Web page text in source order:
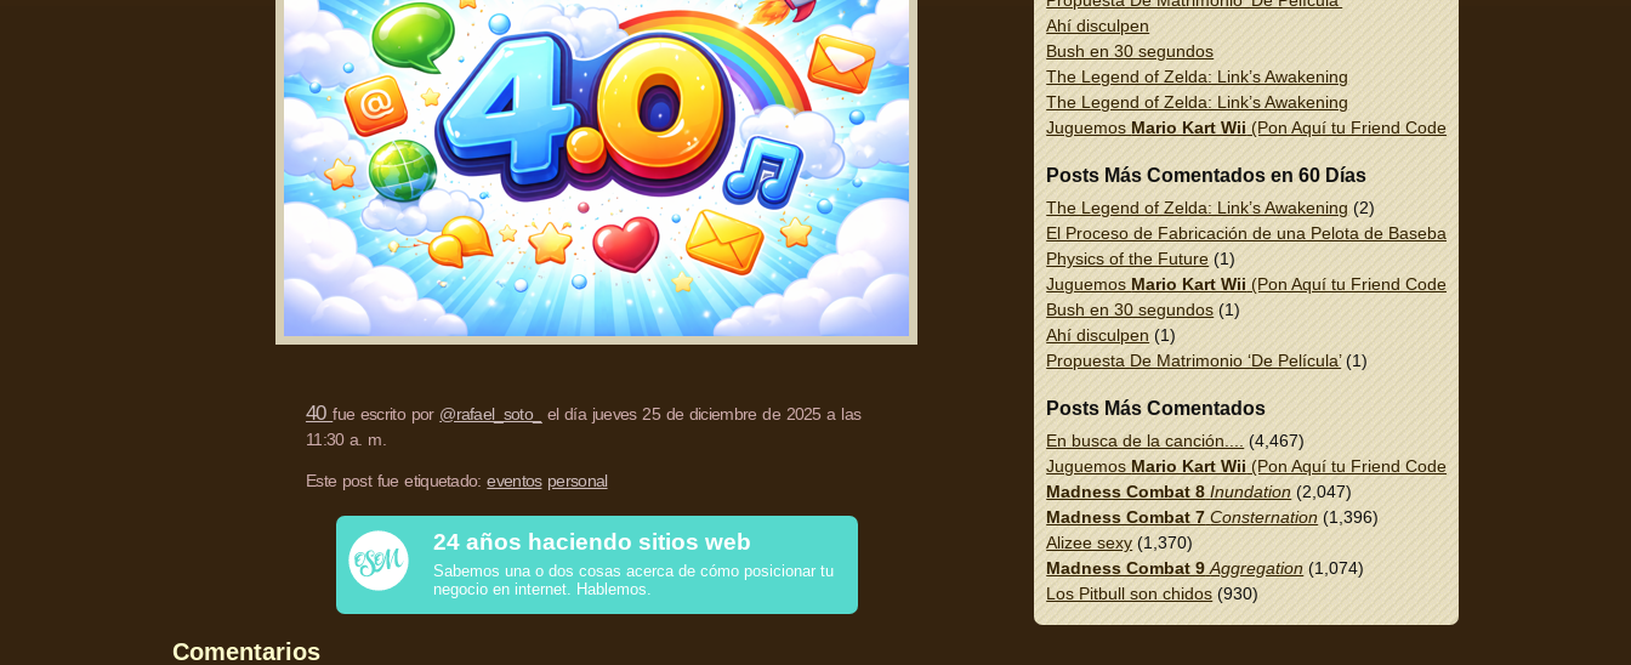
40fue escrito por @rafael_soto_
el día jueves 25 de diciembre de 2025 a las
11:30 a. m.
Este post fue etiquetado:eventos personal
24 años haciendo sitios web
Sabemos una o dos cosas acerca de cómo posicionar tu
negocio en internet. Hablemos.
Comentarios
Ahí disculpen
Bush en 30 segundos
The Legend of Zelda: Link’s Awakening
The Legend of Zelda: Link’s Awakening
Juguemos Mario Kart Wii (Pon Aquí tu Friend Code!)
Posts Más Comentados en 60 Días
The Legend of Zelda: Link’s Awakening (2)
El Proceso de Fabricación de una Pelota de Baseball
Physics of the Future (1)
Juguemos Mario Kart Wii (Pon Aquí tu Friend Code!)
Bush en 30 segundos (1)
Ahí disculpen (1)
Propuesta De Matrimonio ‘De Película’(1)
Posts Más Comentados
En busca de la canción.... (4,467)
Juguemos Mario Kart Wii (Pon Aquí tu Friend Code!)
Madness Combat 8 Inundation (2,047)
Madness Combat 7 Consternation (1,396)
Alizee sexy (1,370)
Madness Combat 9 Aggregation (1,074)
Los Pitbull son chidos (930)